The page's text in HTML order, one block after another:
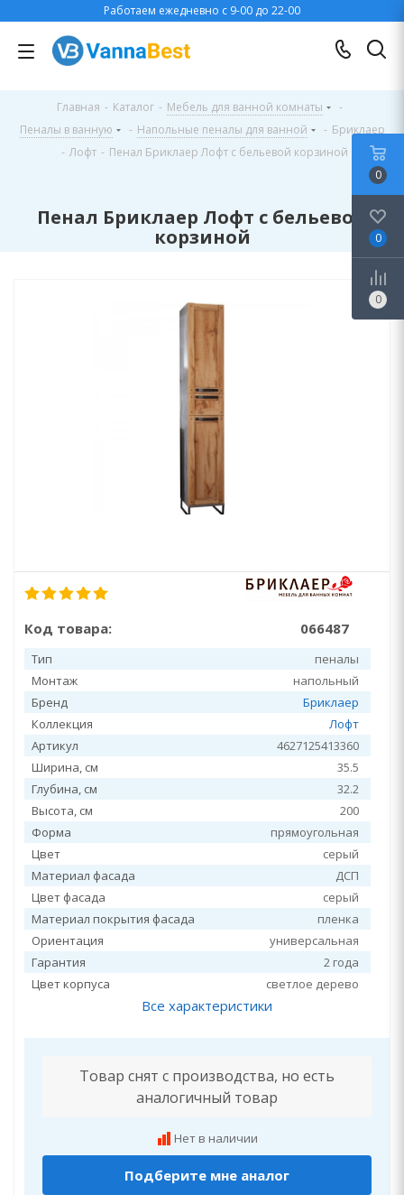
Работаем ежедневно с 9-00 до 22-00
Главная - Каталог - Мебель для ванной комнаты
-
Пеналы в ванную
- Напольные пеналы для ванной - Бриклаер
- Лофт - Пенал Бриклаер Лофт с бельевой корзиной
Пенал Бриклаер Лофт с бельевой
корзиной
Код товара: 066487
Тип
пеналы
Монтаж
напольный
Бренд
Бриклаер
Коллекция
Лофт
Артикул
4627125413360
Ширина, см
35.5
Глубина, см
32.2
Высота, см
200
Форма
прямоугольная
Цвет
серый
Материал фасада
ДСП
Цвет фасада
серый
Материал покрытия фасада
пленка
Ориентация
универсальная
Гарантия
2 года
Цвет корпуса
светлое дерево
Все характеристики
Товар снят с производства, но есть
аналогичный товар
Нет в наличии
Подберите мне аналог
0
0
0